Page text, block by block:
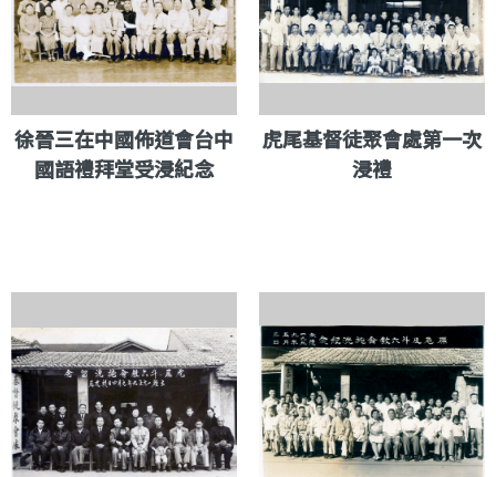
徐晉三在中國佈道會台中
國語禮拜堂受浸紀念
虎尾基督徒聚會處第一次
浸禮